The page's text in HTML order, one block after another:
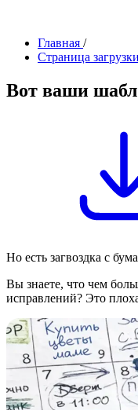
Главная /
Страница
Вот ваши
Но есть загвоздка с
Вы знаете, что чем
исправлений? Это